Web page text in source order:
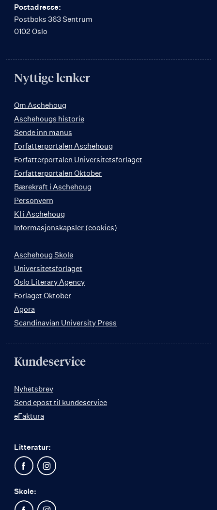
Postadresse:
Postboks 363 Sentrum
0102 Oslo
Nyttige lenker
Om Aschehoug
Aschehougs historie
Sende inn manus
Forfatterportalen Aschehoug
Forfatterportalen Universitetsforlaget
Forfatterportalen Oktober
Bærekraft i Aschehoug
Personvern
KI i Aschehoug
Informasjonskapsler (cookies)
Aschehoug Skole
Universitetsforlaget
Oslo Literary Agency
Forlaget Oktober
Agora
Scandinavian University Press
Kundeservice
Nyhetsbrev
Send epost til kundeservice
eFaktura
Litteratur:
Skole: